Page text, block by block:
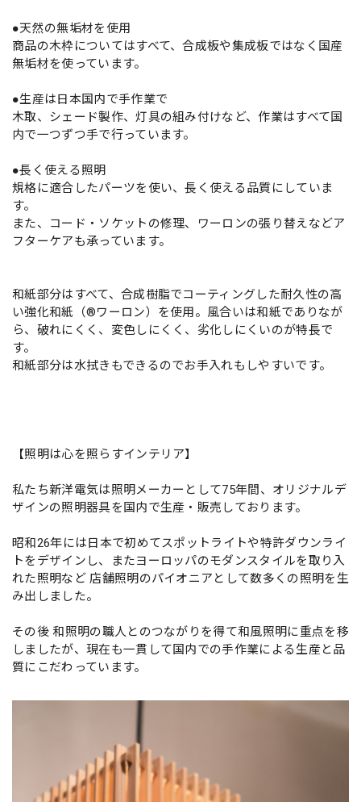
●天然の無垢材を使用
商品の木枠についてはすべて、合成板や集成板ではなく国産
無垢材を使っています。
●生産は日本国内で手作業で
木取、シェード製作、灯具の組み付けなど、作業はすべて国
内で一つずつ手で行っています。
●長く使える照明
規格に適合したパーツを使い、長く使える品質にしていま
す。
また、コード・ソケットの修理、ワーロンの張り替えなどア
フターケアも承っています。
和紙部分はすべて、合成樹脂でコーティングした耐久性の高
い強化和紙（®ワーロン）を使用。風合いは和紙でありなが
ら、破れにくく、変色しにくく、劣化しにくいのが特長で
す。
和紙部分は水拭きもできるのでお手入れもしやすいです。
【照明は心を照らすインテリア】
私たち新洋電気は照明メーカーとして75年間、オリジナルデ
ザインの照明器具を国内で生産・販売しております。
昭和26年には日本で初めてスポットライトや特許ダウンライ
トをデザインし、またヨーロッパのモダンスタイルを取り入
れた照明など 店舗照明のパイオニアとして数多くの照明を生
み出しました。
その後 和照明の職人とのつながりを得て和風照明に重点を移
しましたが、現在も一貫して国内での手作業による生産と品
質にこだわっています。